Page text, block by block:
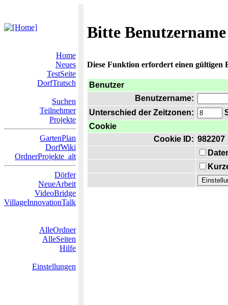
Bitte
Home
Neues
TestSeite
DorfTratsch
Suchen
Teilnehmer
Projekte
GartenPlan
DorfWiki
OrdnerProjekte_alt
Dörfer
NeueArbeit
VideoBridge
VillageInnovationTalk
AlleOrdner
AlleSeiten
Hilfe
Einstellungen
Diese Funktion erfordert einen gültigen
Benutzer
Benutzername:
Unterschied der Zeitzonen:
Cookie
Cookie ID: 982207